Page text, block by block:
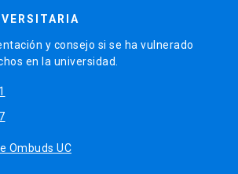
y consejo si se ha vulnerado
en la universidad.
Ombuds UC